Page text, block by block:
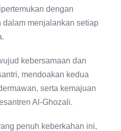
dengan
dalam menjalankan setiap
kebersamaan dan
mendoakan kedua
serta kemajuan
Al-Ghozali.
penuh keberkahan ini,